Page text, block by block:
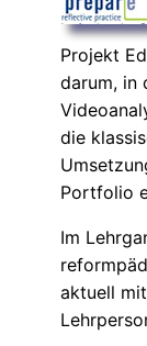
Projekt
darum, in
die
Portfolio
Im
aktuell